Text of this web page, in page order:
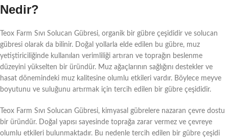
Nedir?
Teox Farm Sıvı Solucan Gübresi, organik bir gübre çeşididir ve solucan
gübresi olarak da bilinir. Doğal yollarla elde edilen bu gübre, muz
yetiştiriciliğinde kullanılan verimliliği artıran ve toprağın beslenme
düzeyini yükselten bir üründür. Muz ağaçlarının sağlığını destekler ve
hasat dönemindeki muz kalitesine olumlu etkileri vardır. Böylece meyve
boyutunu ve suluğunu artırmak için tercih edilen bir gübre çeşididir.
Teox Farm Sıvı Solucan Gübresi, kimyasal gübrelere nazaran çevre dostu
bir üründür. Doğal yapısı sayesinde toprağa zarar vermez ve çevreye
olumlu etkileri bulunmaktadır. Bu nedenle tercih edilen bir gübre çeşidi